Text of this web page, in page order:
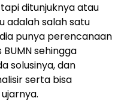
ditunjuknya atau
adalah salah satu
punya perencanaan
sehingga
solusinya, dan
serta bisa